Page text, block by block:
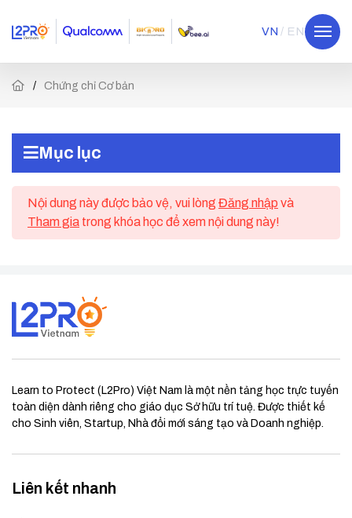
VN EN
Chứng chỉ Cơ bản
Mục lục
Nội dung này được bảo vệ, vui lòng Đăng nhập và
Tham gia trong khóa học để xem nội dung này!
Learn to Protect (L2Pro) Việt Nam là một nền tảng học trực tuyến
toàn diện dành riêng cho giáo dục Sở hữu trí tuệ. Được thiết kế
cho Sinh viên, Startup, Nhà đổi mới sáng tạo và Doanh nghiệp.
Liên kết nhanh